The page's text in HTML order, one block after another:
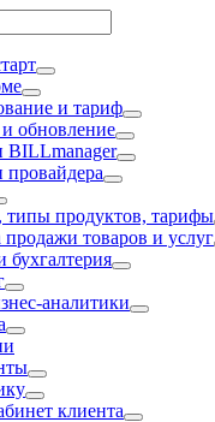
и тариф
обновление
BILLmanager
провайдера
продуктов, тарифы
продажи товаров и услуг
аналитики
клиента